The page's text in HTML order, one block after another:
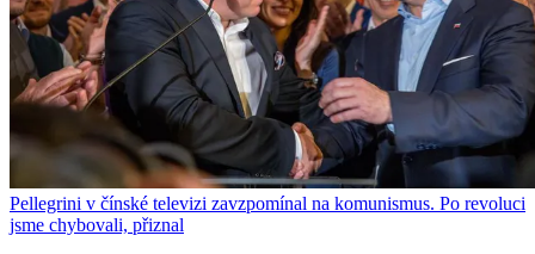
Pellegrini v čínské televizi zavzpomínal na komunismus. Po revoluci
jsme chybovali, přiznal